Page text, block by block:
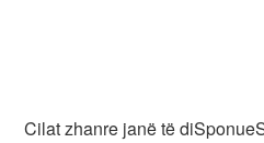
Cilat zhanre janë të